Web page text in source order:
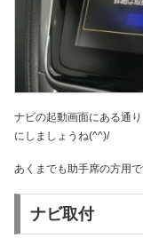
ナビの起動画面にある通
にしましょうね(^^)/
あくまでも助手席の方用で
ナビ取付